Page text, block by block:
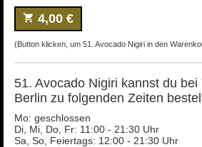
4,00 €
(Button klicken, um 51. Avocado Nigiri in den
51. Avocado Nigiri kannst du bei
Berlin zu folgenden Zeiten
Mo: geschlossen
Di, Mi, Do, Fr: 11:00 - 21:30 Uhr
Sa, So, Feiertags: 12:00 - 21:30 Uhr